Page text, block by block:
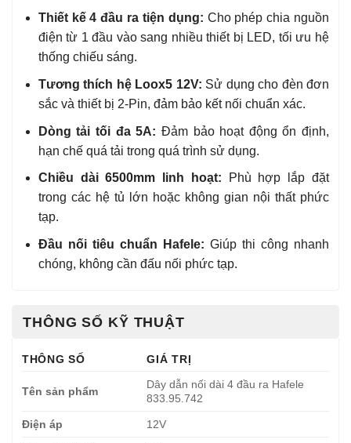
Thiết kế 4 đầu ra tiện dụng: Cho phép chia nguồn
điện từ 1 đầu vào sang nhiều thiết bị LED, tối ưu hệ
thống chiếu sáng.
Tương thích hệ Loox5 12V: Sử dụng cho đèn đơn
sắc và thiết bị 2-Pin, đảm bảo kết nối chuẩn xác.
Dòng tải tối đa 5A: Đảm bảo hoạt động ổn định,
hạn chế quá tải trong quá trình sử dụng.
Chiều dài 6500mm linh hoạt: Phù hợp lắp đặt
trong các hệ tủ lớn hoặc không gian nội thất phức
tạp.
Đầu nối tiêu chuẩn Hafele: Giúp thi công nhanh
chóng, không cần đấu nối phức tạp.
THÔNG SỐ KỸ THUẬT
THÔNG SỐ GIÁ TRỊ
Tên sản phẩm
Dây dẫn nối dài 4 đầu ra Hafele
833.95.742
Điện áp 12V